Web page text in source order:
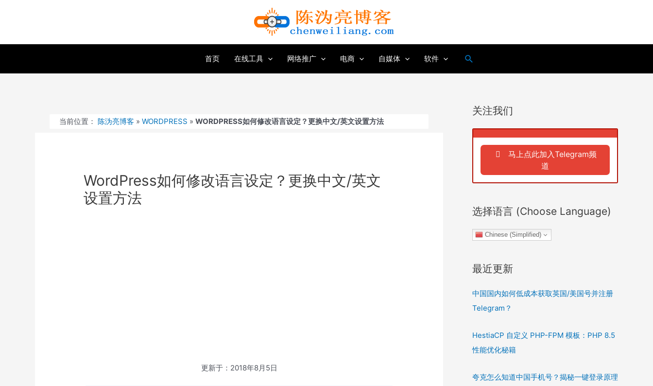
容
首页
在线工具 网络推广 电商 自媒体 软件
搜
当前位置： 陈沩亮博客 » WORDPRESS » WORDPRESS如何修改语言设定？更换中文/英文设置方法
WordPress如何修改语言设定？更换中文/英文
设置方法
更新于：2018年8月5日
关注我们
马上点此加入Telegram频
道
选择语言 (Choose Language)
Chinese (Simplified)
最近更新
中国国内如何低成本获取英国/美国号并注册
Telegram？
HestiaCP 自定义 PHP-FPM 模板：PHP 8.5
性能优化秘籍
夸克怎么知道中国手机号？揭秘一键登录原理